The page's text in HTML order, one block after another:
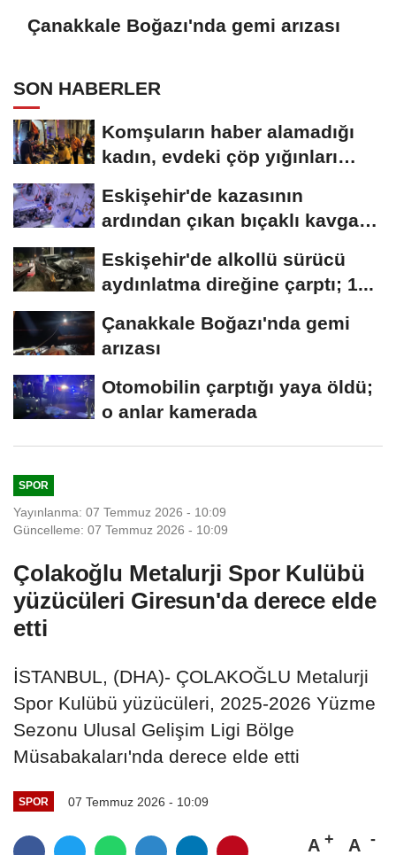
Çanakkale Boğazı'nda gemi arızası
SON HABERLER
Komşuların haber alamadığı
kadın, evdeki çöp yığınları
Eskişehir'de kazasının
ardından çıkan bıçaklı kavga
Eskişehir'de alkollü sürücü
aydınlatma direğine çarptı; 1...
Çanakkale Boğazı'nda gemi
arızası
Otomobilin çarptığı yaya öldü;
o anlar kamerada
SPOR
Yayınlanma: 07 Temmuz 2026 - 10:09
Güncelleme: 07 Temmuz 2026 - 10:09
Çolakoğlu Metalurji Spor Kulübü
yüzücüleri Giresun'da derece elde
etti
İSTANBUL, (DHA)- ÇOLAKOĞLU Metalurji
Spor Kulübü yüzücüleri, 2025-2026 Yüzme
Sezonu Ulusal Gelişim Ligi Bölge
Müsabakaları'nda derece elde etti
SPOR 07 Temmuz 2026 - 10:09
A A